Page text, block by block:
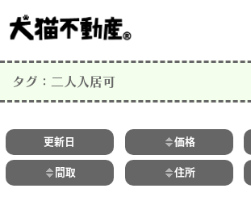
タグ：二人入居可
更新日 価格
間取 住所